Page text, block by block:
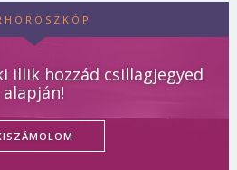
illik hozzád csillagjegyed
alapján!